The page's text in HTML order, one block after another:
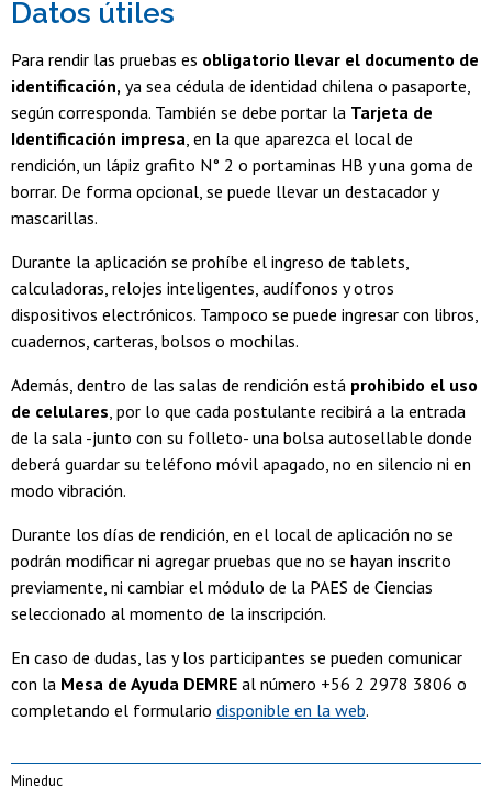
Datos útiles
Para rendir las pruebas es obligatorio llevar el documento de
identificación, ya sea cédula de identidad chilena o pasaporte,
según corresponda. También se debe portar la Tarjeta de
Identificación impresa, en la que aparezca el local de
rendición, un lápiz grafito N° 2 o portaminas HB y una goma de
borrar. De forma opcional, se puede llevar un destacador y
mascarillas.
Durante la aplicación se prohíbe el ingreso de tablets,
calculadoras, relojes inteligentes, audífonos y otros
dispositivos electrónicos. Tampoco se puede ingresar con libros,
cuadernos, carteras, bolsos o mochilas.
Además, dentro de las salas de rendición está prohibido el uso
de celulares, por lo que cada postulante recibirá a la entrada
de la sala -junto con su folleto- una bolsa autosellable donde
deberá guardar su teléfono móvil apagado, no en silencio ni en
modo vibración.
Durante los días de rendición, en el local de aplicación no se
podrán modificar ni agregar pruebas que no se hayan inscrito
previamente, ni cambiar el módulo de la PAES de Ciencias
seleccionado al momento de la inscripción.
En caso de dudas, las y los participantes se pueden comunicar
con la Mesa de Ayuda DEMRE al número +56 2 2978 3806 o
completando el formulario disponible en la web.
Mineduc